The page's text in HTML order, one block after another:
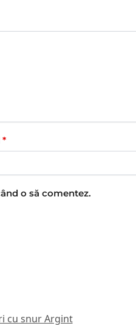
*
o să comentez.
cu snur Argint